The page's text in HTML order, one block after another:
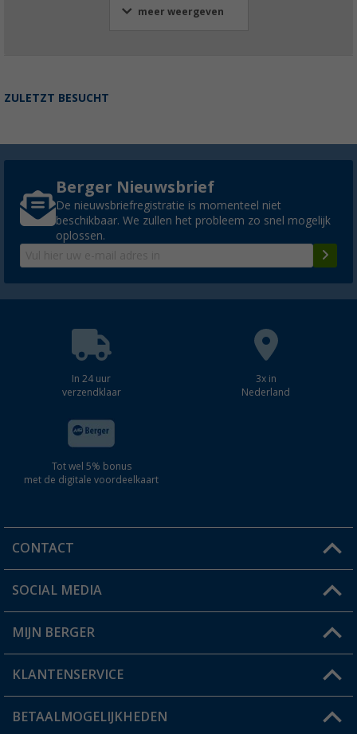
meer weergeven
ZULETZT BESUCHT
Berger Nieuwsbrief
De nieuwsbriefregistratie is momenteel niet
beschikbaar. We zullen het probleem zo snel mogelijk
oplossen.
In 24 uur
verzendklaar
3x in
Nederland
Tot wel 5% bonus
met de digitale voordeelkaart
CONTACT
Een vraag?
Winkel vinden
SOCIAL MEDIA
MIJN BERGER
Mijn account
Status bestelling
KLANTENSERVICE
FAQ & Contact
BETAALMOGELIJKHEDEN